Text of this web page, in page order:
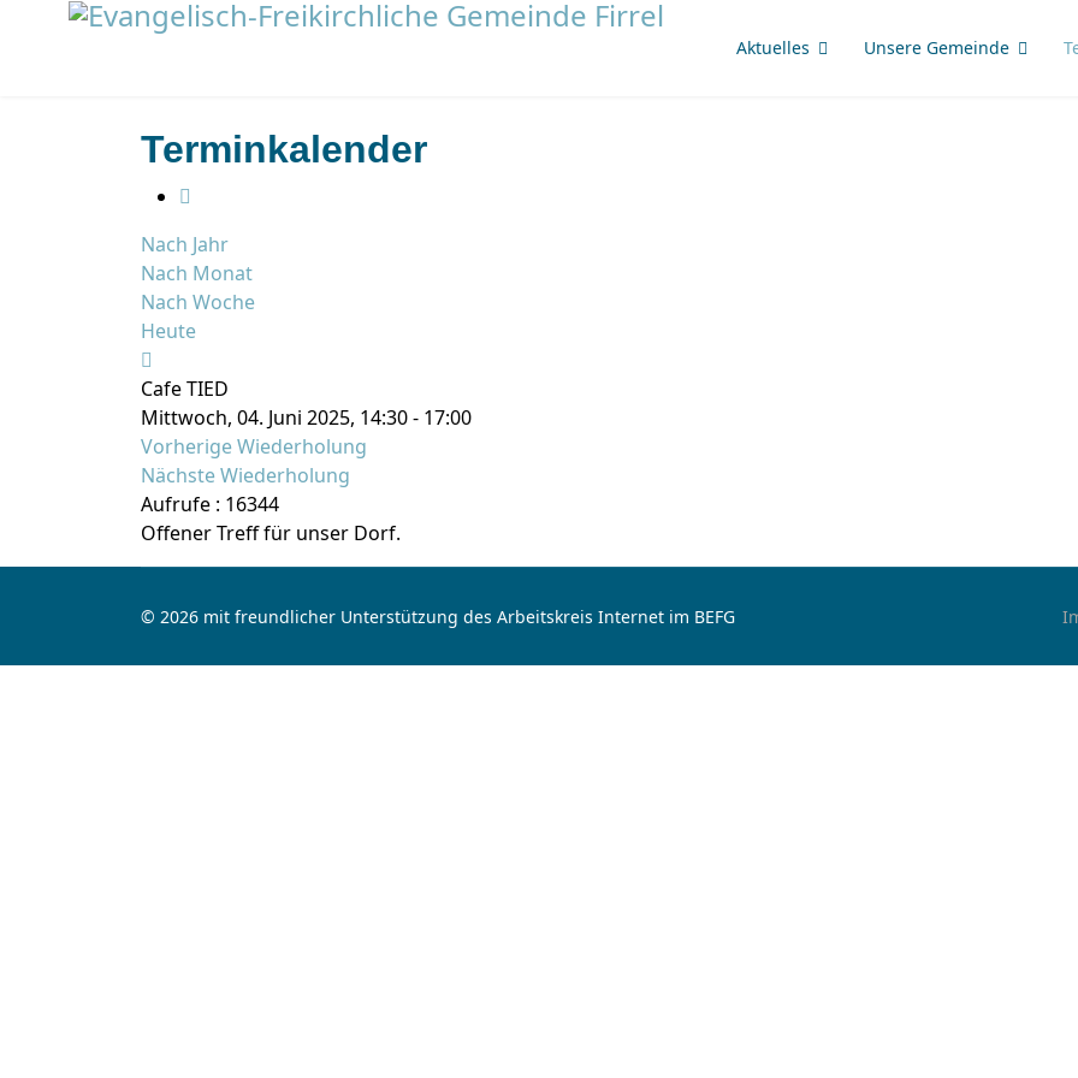
Aktuelles Unsere Gemeinde
Terminkalender
Nach Jahr
Nach Monat
Nach Woche
Heute
Cafe TIED
Mittwoch, 04. Juni 2025, 14:30 - 17:00
Vorherige Wiederholung
Nächste Wiederholung
Aufrufe : 16344
Offener Treff für unser Dorf.
© 2026 mit freundlicher Unterstützung des Arbeitskreis Internet im BEFG